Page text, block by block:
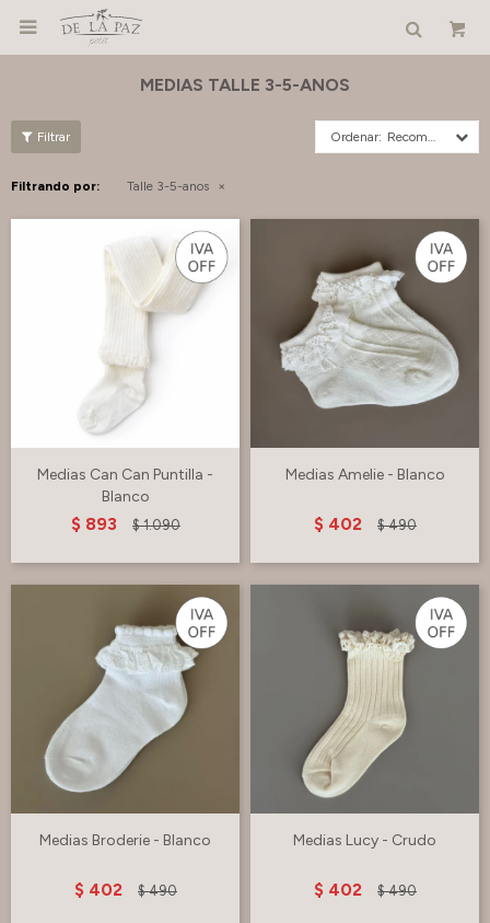

MEDIAS TALLE 3-5-ANOS
Recomendados
Filtrando por: Talle 3-5-anos
Medias Can Can Puntilla -
Blanco
$ 893 $ 1.090
Medias Amelie - Blanco
$ 402 $ 490
Medias Broderie - Blanco
$ 402 $ 490
Medias Lucy - Crudo
$ 402 $ 490